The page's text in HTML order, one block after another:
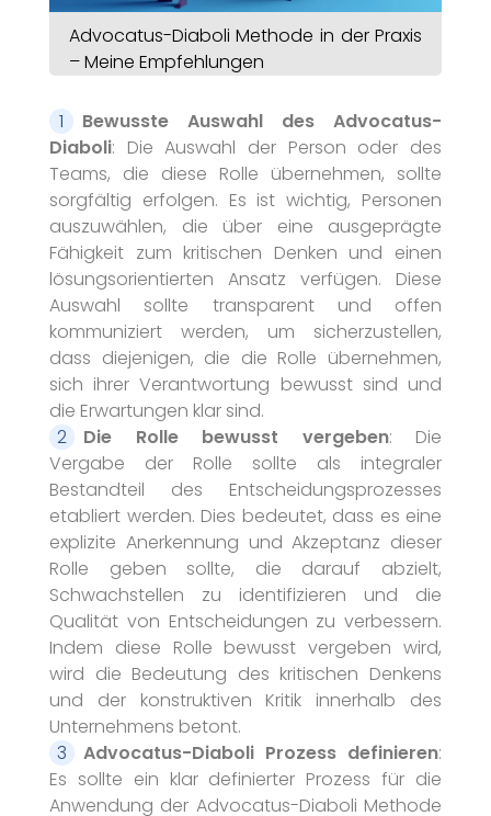
Advocatus-Diaboli Methode in der Praxis
– Meine Empfehlungen
Bewusste Auswahl des Advocatus-
Diaboli: Die Auswahl der Person oder des
Teams, die diese Rolle übernehmen, sollte
sorgfältig erfolgen. Es ist wichtig, Personen
auszuwählen, die über eine ausgeprägte
Fähigkeit zum kritischen Denken und einen
lösungsorientierten Ansatz verfügen. Diese
Auswahl sollte transparent und offen
kommuniziert werden, um sicherzustellen,
dass diejenigen, die die Rolle übernehmen,
sich ihrer Verantwortung bewusst sind und
die Erwartungen klar sind.
Die Rolle bewusst vergeben: Die
Vergabe der Rolle sollte als integraler
Bestandteil des Entscheidungsprozesses
etabliert werden. Dies bedeutet, dass es eine
explizite Anerkennung und Akzeptanz dieser
Rolle geben sollte, die darauf abzielt,
Schwachstellen zu identifizieren und die
Qualität von Entscheidungen zu verbessern.
Indem diese Rolle bewusst vergeben wird,
wird die Bedeutung des kritischen Denkens
und der konstruktiven Kritik innerhalb des
Unternehmens betont.
Advocatus-Diaboli Prozess definieren:
Es sollte ein klar definierter Prozess für die
Anwendung der Advocatus-Diaboli Methode